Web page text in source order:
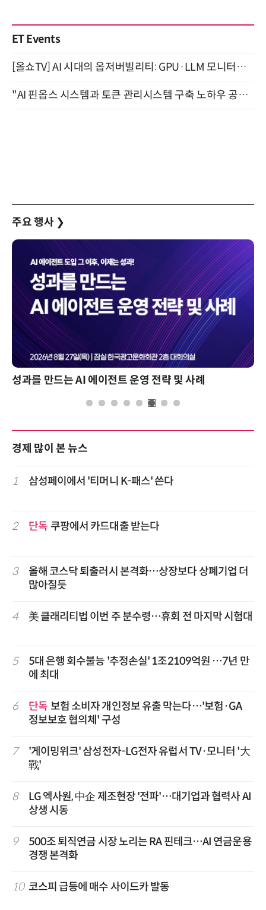
ET Events
[올쇼TV] AI 시대의 옵저버빌리티: GPU·LLM 모니터링부터 AI 기반 장애 대응까지 (8/11 생방송)
"AI 핀옵스 시스템과 토큰 관리시스템 구축 노하우 공개" 잠실 한국광고문화회관 2층 대회의실 (8/21)
주요 행사 ❯
성과를 만드는 AI 에이전트 운영 전략 및 사례
경제 많이 본 뉴스
1 삼성페이에서 '티머니 K-패스' 쓴다
2 단독 쿠팡에서 카드대출 받는다
3
올해 코스닥 퇴출러시 본격화…상장보다 상폐기업 더
많아질듯
4 美 클래리티법 이번 주 분수령…휴회 전 마지막 시험대
5
5대 은행 회수불능 '추정손실' 1조2109억원 …7년 만
에 최대
6 단독 보험 소비자 개인정보 유출 막는다…'보험·GA
정보보호 협의체' 구성
7
'게이밍위크' 삼성전자-LG전자 유럽서 TV·모니터 '大
戰'
8
LG 엑사원, 中企 제조현장 '전파'…대기업과 협력사 AI
상생 시동
9
500조 퇴직연금 시장 노리는 RA 핀테크…AI 연금운용
경쟁 본격화
10 코스피 급등에 매수 사이드카 발동